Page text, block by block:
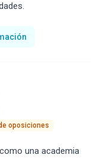
oposiciones
una academia